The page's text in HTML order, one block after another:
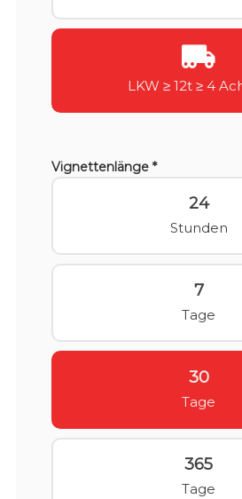
LKW ≥ 12t ≥ 4
Vignettenlänge *
24
Stunden
7
Tage
30
Tage
365
Tage